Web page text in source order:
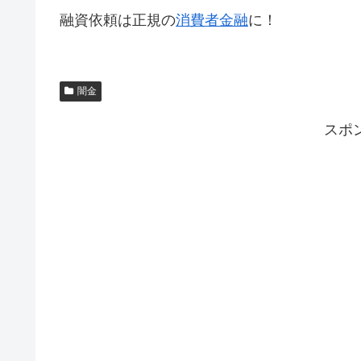
融資依頼は正規の消費者金融に！
闇金
スポ